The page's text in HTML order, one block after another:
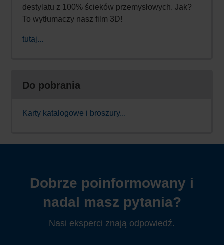
destylatu z 100% ścieków przemysłowych. Jak?
To wytłumaczy nasz film 3D!
tutaj...
Do pobrania
Karty katalogowe i broszury...
Dobrze poinformowany i
nadal masz pytania?
Nasi eksperci znają odpowiedź.